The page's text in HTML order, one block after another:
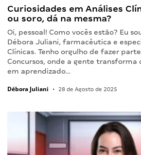
Curiosidades em Análises
ou soro, dá na mesma?
Oi, pessoal! Como vocês estão? Eu
Débora Juliani, farmacêutica e
Clínicas. Tenho orgulho de fazer
Concursos, onde a gente transforma
em aprendizado…
Débora Juliani • 28 de Agosto de 2025